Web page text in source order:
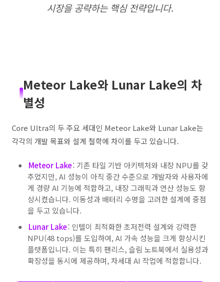
시장을 공략하는 핵심 전략입니다.
Meteor Lake와 Lunar Lake의 차
별성
Core Ultra의 두 주요 세대인 Meteor Lake와 Lunar Lake는
각각의 개발 목표와 설계 철학에 차이를 두고 있습니다.
Meteor Lake: 기존 타일 기반 아키텍처와 내장 NPU를 갖
추었지만, AI 성능이 아직 중간 수준으로 개발자와 사용자에
게 경량 AI 기능에 적합하고, 내장 그래픽과 연산 성능도 향
상시켰습니다. 이동성과 배터리 수명을 고려한 설계에 중점
을 두고 있습니다.
Lunar Lake: 인텔이 최적화한 초저전력 설계와 강력한
NPU(48 tops)를 도입하여, AI 가속 성능을 크게 향상시킨
플랫폼입니다. 이는 특히 팬리스, 슬림 노트북에서 실용성과
확장성을 동시에 제공하며, 차세대 AI 작업에 적합합니다.